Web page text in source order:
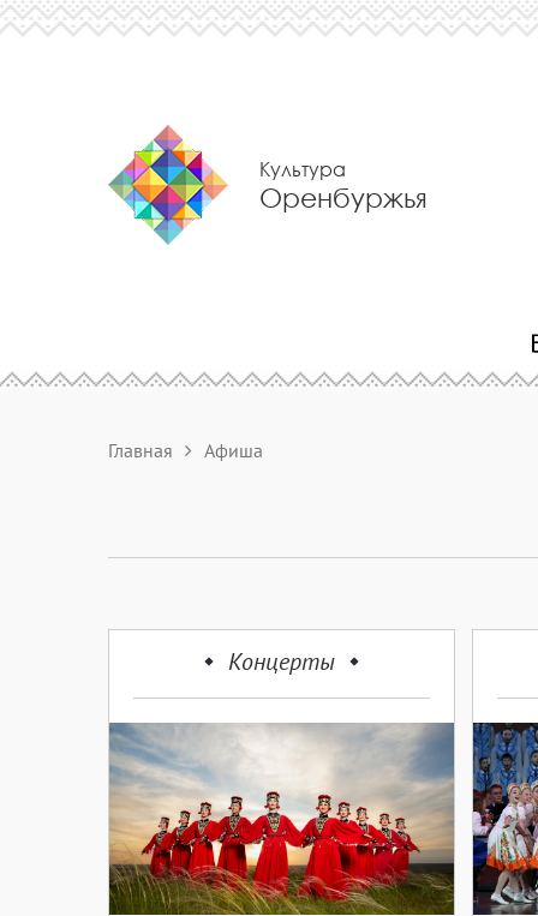
Культура
Оренбуржья
Главная Афиша
Концерты